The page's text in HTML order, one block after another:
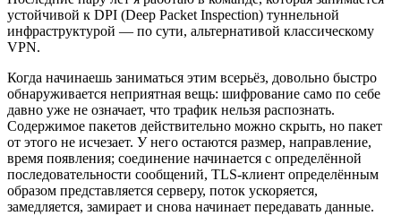
устойчивой к DPI (Deep Packet Inspection) туннельной
инфраструктурой — по сути, альтернативой классическому
VPN.
Когда начинаешь заниматься этим всерьёз, довольно быстро
обнаруживается неприятная вещь: шифрование само по себе
давно уже не означает, что трафик нельзя распознать.
Содержимое пакетов действительно можно скрыть, но пакет
от этого не исчезает. У него остаются размер, направление,
время появления; соединение начинается с определённой
последовательности сообщений, TLS-клиент определённым
образом представляется серверу, поток ускоряется,
замедляется, замирает и снова начинает передавать данные.